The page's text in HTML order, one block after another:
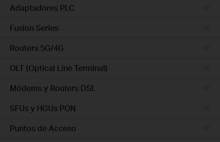
Adaptadores PLC
Fusion Series
Routers 5G/4G
OLT (Optical Line Terminal)
Módems y Routers DSL
SFUs y HGUs PON
Puntos de Acceso